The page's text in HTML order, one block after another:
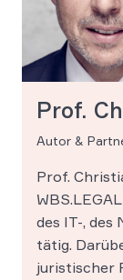
Prof.
Autor &
Prof.
des IT-, des
tätig.
juristischer